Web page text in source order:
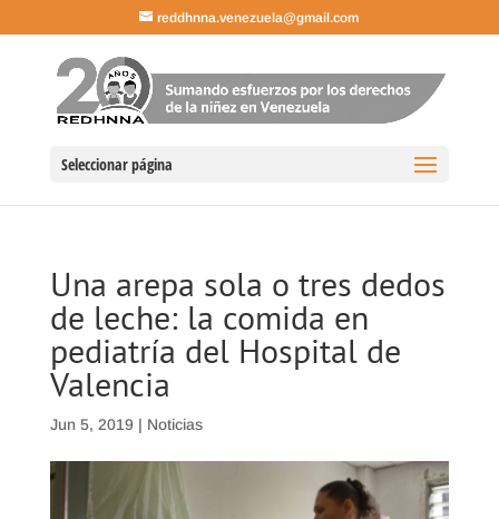
reddhnna.venezuela@gmail.com
Seleccionar página
Una arepa sola o tres dedos
de leche: la comida en
pediatría del Hospital de
Valencia
Jun 5, 2019 | Noticias